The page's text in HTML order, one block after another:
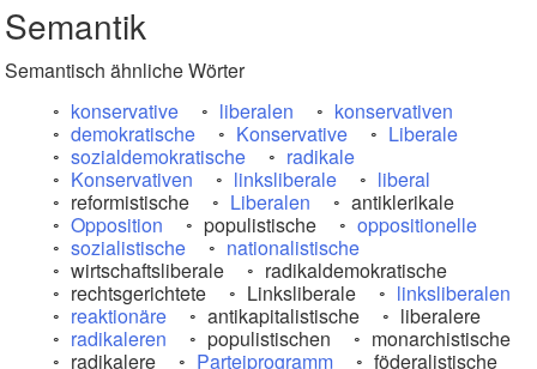
Semantik
Semantisch ähnliche Wörter
konservative
liberalen
konservativen
demokratische
Konservative
Liberale
sozialdemokratische
radikale
Konservativen
linksliberale
liberal
reformistische
Liberalen
antiklerikale
Opposition
populistische
oppositionelle
sozialistische
nationalistische
wirtschaftsliberale
radikaldemokratische
rechtsgerichtete
Linksliberale
linksliberalen
reaktionäre
antikapitalistische
liberalere
radikaleren
populistischen
monarchistische
radikalere
Parteiprogramm
föderalistische